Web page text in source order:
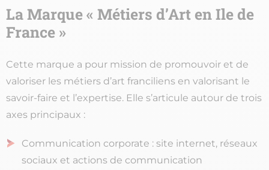
La Marque « Métiers d’Art en Ile de
France »
Cette marque a pour mission de promouvoir et de
valoriser les métiers d’art franciliens en valorisant le
savoir-faire et l’expertise. Elle s’articule autour de trois
axes principaux :
Communication corporate : site internet, réseaux
sociaux et actions de communication